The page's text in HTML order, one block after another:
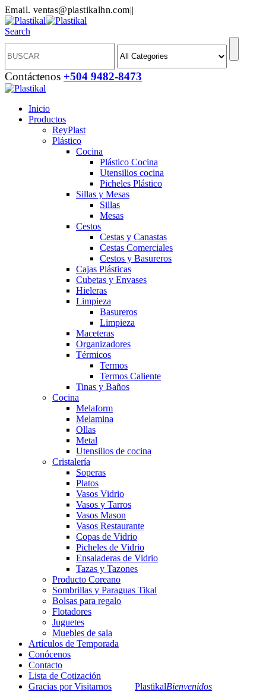
Email. ventas@plastikalhn.com||
Search
Contáctenos +504 9482-8473
Inicio
Productos
ReyPlast
Plástico
Cocina
Plástico Cocina
Utensilios cocina
Picheles Plástico
Sillas y Mesas
Sillas
Mesas
Cestos
Cestas y Canastas
Cestas Comerciales
Cestos y Basureros
Cajas Plásticas
Cubetas y Envases
Hieleras
Limpieza
Basureros
Limpieza
Maceteras
Organizadores
Térmicos
Termos
Termos Caliente
Tinas y Baños
Cocina
Melaform
Melamina
Ollas
Metal
Utensilios de cocina
Cristalería
Soperas
Platos
Vasos Vidrio
Vasos y Tarros
Vasos Mason
Vasos Restaurante
Copas de Vidrio
Picheles de Vidrio
Ensaladeras de Vidrio
Tazas y Tazones
Producto Coreano
Sombrillas y Paraguas Tikal
Bolsas para regalo
Flotadores
Juguetes
Muebles de sala
Artículos de Temporada
Conócenos
Contacto
Lista de Cotización
Gracias por Visitarnos
PlastikalBienvenidos